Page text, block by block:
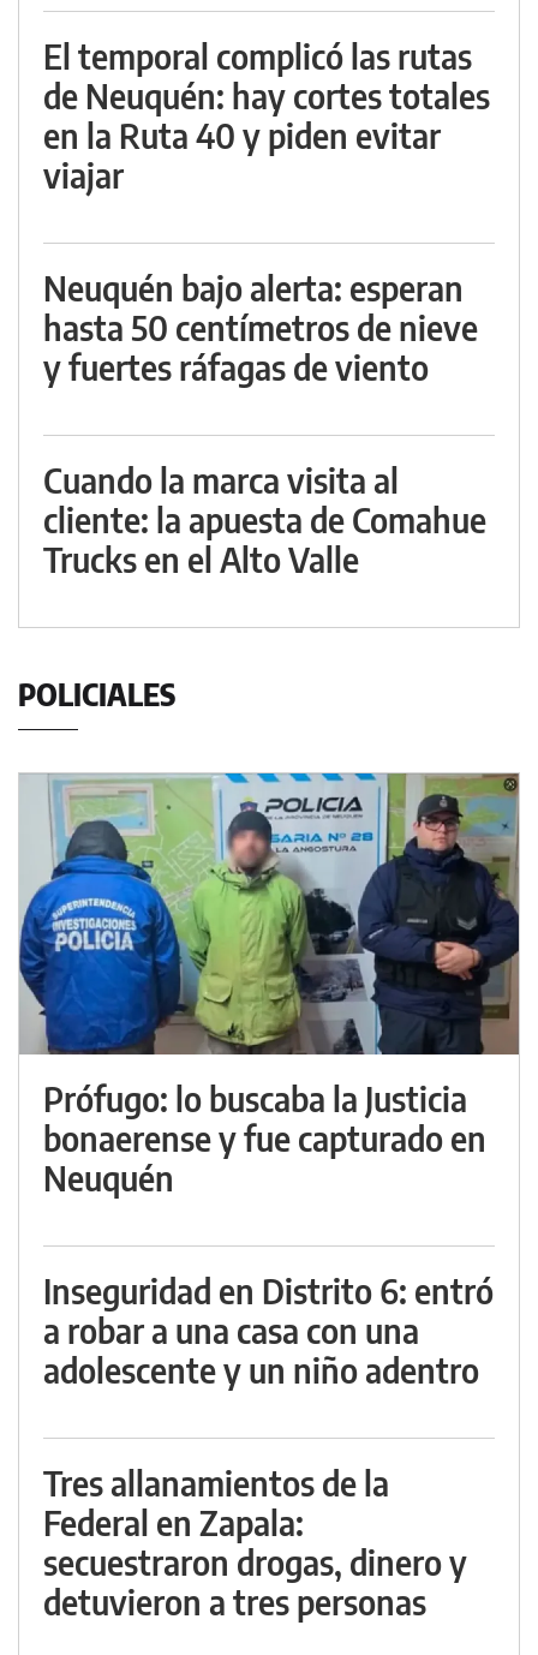
El temporal complicó las rutas
de Neuquén: hay cortes totales
en la Ruta 40 y piden evitar
viajar
Neuquén bajo alerta: esperan
hasta 50 centímetros de nieve
y fuertes ráfagas de viento
Cuando la marca visita al
cliente: la apuesta de Comahue
Trucks en el Alto Valle
POLICIALES
Prófugo: lo buscaba la Justicia
bonaerense y fue capturado en
Neuquén
Inseguridad en Distrito 6: entró
a robar a una casa con una
adolescente y un niño adentro
Tres allanamientos de la
Federal en Zapala:
secuestraron drogas, dinero y
detuvieron a tres personas